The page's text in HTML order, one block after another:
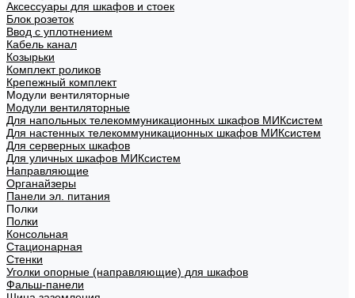
Аксессуары для шкафов и стоек
Блок розеток
Ввод с уплотнением
Кабель канал
Козырьки
Комплект роликов
Крепежный комплект
Модули вентиляторные
Модули вентиляторные
Для напольных телекоммуникационных шкафов МИКсистем
Для настенных телекоммуникационных шкафов МИКсистем
Для серверных шкафов
Для уличных шкафов МИКсистем
Направляющие
Органайзеры
Панели эл. питания
Полки
Полки
Консольная
Стационарная
Стенки
Уголки опорные (направляющие) для шкафов
Фальш-панели